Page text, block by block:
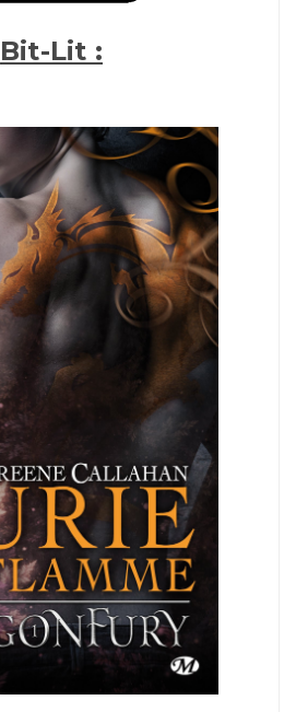
Bit-Lit :